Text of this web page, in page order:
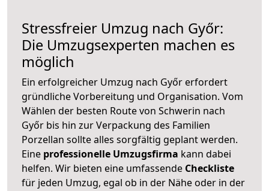
Stressfreier Umzug nach Győr:
Die Umzugsexperten machen es
möglich
Ein erfolgreicher Umzug nach Győr erfordert
gründliche Vorbereitung und Organisation. Vom
Wählen der besten Route von Schwerin nach
Győr bis hin zur Verpackung des Familien
Porzellan sollte alles sorgfältig geplant werden.
Eine professionelle Umzugsfirma kann dabei
helfen. Wir bieten eine umfassende Checkliste
für jeden Umzug, egal ob in der Nähe oder in der